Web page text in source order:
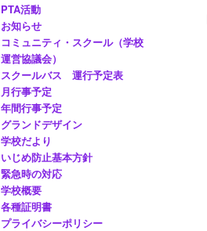
PTA活動
お知らせ
コミュニティ・スクール（学校
運営協議会）
スクールバス 運行予定表
月行事予定
年間行事予定
グランドデザイン
学校だより
いじめ防止基本方針
緊急時の対応
学校概要
各種証明書
プライバシーポリシー